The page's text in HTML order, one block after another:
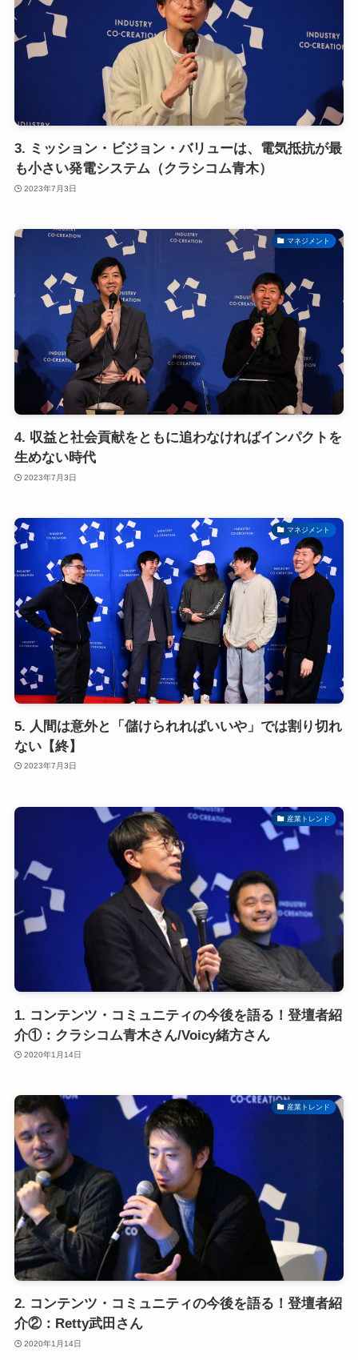
3. ミッション・ビジョン・バリューは、電気抵抗が最
も小さい発電システム（クラシコム青木）
2023年7月3日
マネジメント
4. 収益と社会貢献をともに追わなければインパクトを
生めない時代
2023年7月3日
マネジメント
5. 人間は意外と「儲けられればいいや」では割り切れ
ない【終】
2023年7月3日
産業トレンド
1. コンテンツ・コミュニティの今後を語る！登壇者紹
介①：クラシコム青木さん/Voicy緒方さん
2020年1月14日
産業トレンド
2. コンテンツ・コミュニティの今後を語る！登壇者紹
介②：Retty武田さん
2020年1月14日